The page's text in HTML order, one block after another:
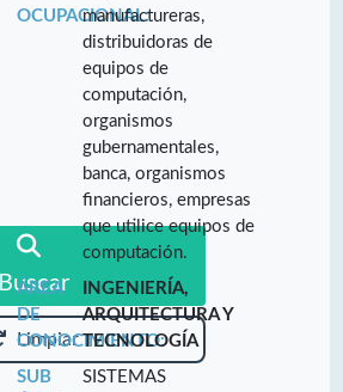
Buscar
Limpiar
OCUPACIONAL:
manufactureras,
distribuidoras de
equipos de
computación,
organismos
gubernamentales,
banca, organismos
financieros, empresas
que utilice equipos de
computación.
ÁREA
DE
CONOCIMIENTO:
INGENIERÍA,
ARQUITECTURA Y
TECNOLOGÍA
SUB
SISTEMAS